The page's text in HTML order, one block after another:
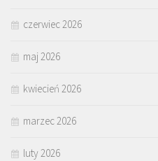
czerwiec 2026
maj 2026
kwiecień 2026
marzec 2026
luty 2026